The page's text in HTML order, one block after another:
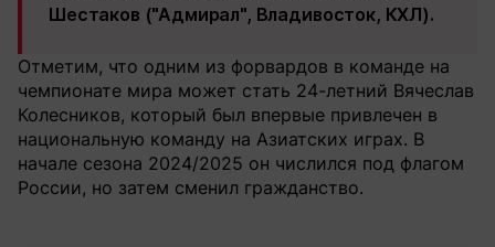
Шестаков ("Адмирал", Владивосток, КХЛ).
Отметим, что одним из форвардов в команде на
чемпионате мира может стать 24-летний Вячеслав
Колесников, который был впервые привлечен в
национальную команду на Азиатских играх. В
начале сезона 2024/2025 он числился под флагом
России, но затем сменил гражданство.